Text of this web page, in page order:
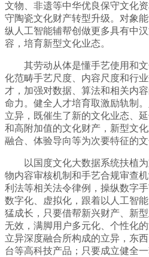
文物、非遗等中华优良保守文化
守陶瓷文化财产转型升级。对象
纵人工智能辅帮创做更多具有中
容，培育新型文化业态。
其劳动从体是懂手艺使用和文
化范畴手艺尺度、内容尺度和行
才，加强对数据、算法和相关内
命力。健全人才培育取激励轨制
立异，既催生了新的文化业态、
和高附加值的文化财产，新型文
融合、体验导向等为次要特征的文
以国度文化大数据系统扶植为
物内容审核机制和手艺合规审查
利法等相关法令律例，操纵数字
数字化、虚拟化，跟着以人工智
猛成长，只要借帮新兴财产、新
无效，满脚用户多元化、个性化
立异深度融合所构成的立异，东
台等高科技产品；只要成立健全